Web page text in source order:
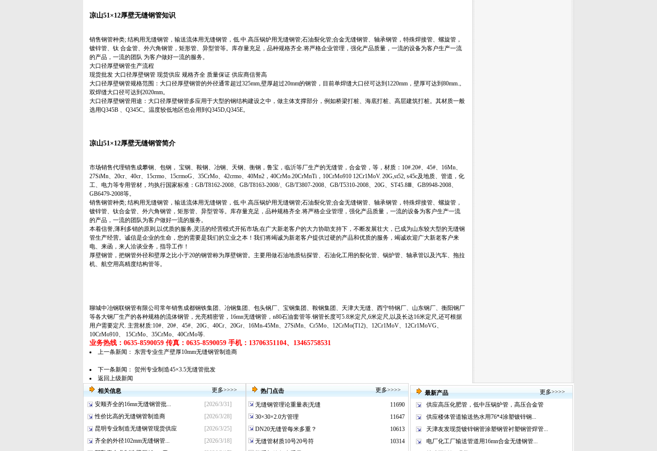
凉山51×12厚壁无缝钢管知识
销售钢管种类; 结构用无缝钢管，输送流体用无缝钢管，低.中.高压锅炉用无缝钢管;石油裂化管;合金无缝钢管、轴承钢管，特殊焊接管、螺旋管，
镀锌管、钛 合金管、外六角钢管，矩形管、异型管等。库存量充足，品种规格齐全.将严格企业管理，强化产品质量，一流的设备为客户生产一流
的产品，一流的团队 为客户做好一流的服务。
大口径厚壁钢管生产流程
现货批发 大口径厚壁钢管 现货供应 规格齐全 质量保证 供应商信誉高
大口径厚壁钢管规格范围：大口径厚壁钢管的外径通常超过325mm,壁厚超过20mm的钢管，目前单焊缝大口径可达到1220mm，壁厚可达到80mm.。
双焊缝大口径可达到2020mm。
大口径厚壁钢管用途：大口径厚壁钢管多应用于大型的钢结构建设之中，做主体支撑部分，例如桥梁打桩、海底打桩、高层建筑打桩。其材质一般
选用Q345B 、Q345C。温度较低地区也会用到Q345D,Q345E。
凉山51×12厚壁无缝钢管简介
市场销售代理销售成攀钢、包钢， 宝钢、鞍钢、冶钢、天钢、衡钢，鲁宝，临沂等厂生产的无缝管，合金管，等，材质：10#.20#、45#、16Mn、
27SiMn、20cr、40cr、15crmo、15crmoG、35CrMo、42crmo、40Mn2，40CrMo.20CrMnTi，10CrMo910 12Cr1MoV. 20G,st52, s45c及地质、管道，化
工、电力等专用管材，均执行国家标准：GB/T8162-2008、GB/T8163-2008/、GB/T3807-2008、GB/T5310-2008、20G、ST45.8Ⅲ、GB9948-2008、
GB6479-2008等。
销售钢管种类; 结构用无缝钢管，输送流体用无缝钢管，低.中.高压锅炉用无缝钢管;石油裂化管;合金无缝钢管、轴承钢管，特殊焊接管、螺旋管，
镀锌管、钛合金管、外六角钢管，矩形管、异型管等。库存量充足，品种规格齐全.将严格企业管理，强化产品质量，一流的设备为客户生产一流
的产品，一流的团队为客户做好一流的服务。
本着信誉,薄利多销的原则,以优质的服务,灵活的经营模式开拓市场;在广大新老客户的大力协助支持下，不断发展壮大，已成为山东较大型的无缝钢
管生产经营。诚信是企业的生命，您的需要是我们的立业之本！我们将竭诚为新老客户提供过硬的产品和优质的服务，竭诚欢迎广大新老客户来
电、来函，来人洽谈业务，指导工作！
厚壁钢管，把钢管外径和壁厚之比小于20的钢管称为厚壁钢管。主要用做石油地质钻探管、石油化工用的裂化管、锅炉管、轴承管以及汽车、拖拉
机、航空用高精度结构管等。
聊城中冶钢联钢管有限公司常年销售成都钢铁集团、冶钢集团、包头钢厂、宝钢集团、鞍钢集团、天津大无缝、西宁特钢厂、山东钢厂、衡阳钢厂
等各大钢厂生产的各种规格的流体钢管 ， 光亮精密管 ， 16mn无缝钢管 ， n80石油套管等.钢管长度可5.8米定尺,6米定尺,以及长达16米定尺,还可根据
用户需要定尺. 主营材质:10#、20#、45#、20G、40Cr、20Gr、16Mn-45Mn、27SiMn、Cr5Mo、12CrMo(T12)、12Cr1MoV、12Cr1MoVG、
10CrMo910、 15CrMo、35CrMo、40CrMo等.
业务热线：0635-8590059 传真：0635-8590059 手机：13706351104、13465758531
上一条新闻： 东营专业生产壁厚10mm无缝钢管制造商
下一条新闻： 贺州专业制造45×3.5无缝管批发
返回上级新闻
相关信息 更多>>>>
安顺齐全的16mn无缝钢管批...
[2026/3/31]
性价比高的无缝钢管制造商
[2026/3/28]
昆明专业制造无缝钢管现货供应
[2026/3/25]
齐全的外径102mm无缝钢管...
[2026/3/18]
热门点击 更多>>>>
无缝钢管理论重量表|无缝
11690
30×30×2.0方管理
11647
DN20无缝管每米多重？
10613
无缝管材质10号20号符
10314
最新产品 更多>>>>
供应高压化肥管，低中压锅炉管，高压合金管
供应楼体管道输送热水用76*4涂塑镀锌钢...
天津友发现货镀锌钢管涂塑钢管衬塑钢管焊管...
电厂化工厂输送管道用16mn合金无缝钢管...